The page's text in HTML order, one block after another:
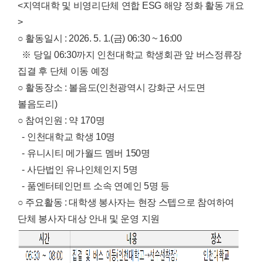
<지역대학 및 비영리단체 연합 ESG 해양 정화 활동 개요
>
○ 활동일시 : 2026. 5. 1.(금) 06:30 ~ 16:00
※ 당일 06:30까지 인천대학교 학생회관 앞 버스정류장
집결 후 단체 이동 예정
○ 활동장소 : 볼음도(인천광역시 강화군 서도면
볼음도리)
○ 참여인원 : 약 170명
- 인천대학교 학생 10명
- 유니시티 메가월드 멤버 150명
- 사단법인 유나인체인지 5명
- 품엔터테인먼트 소속 연예인 5명 등
○ 주요활동 : 대학생 봉사자는 현장 스텝으로 참여하여
단체 봉사자 대상 안내 및 운영 지원